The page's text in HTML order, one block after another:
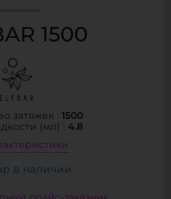
1500
затяжек : 1500
(мл) : 4.8
в наличии